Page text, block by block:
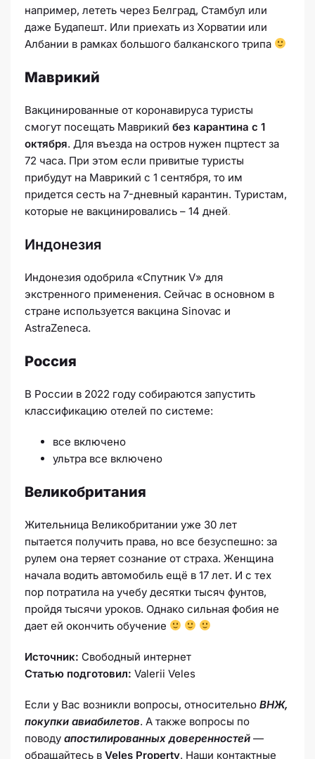
например, лететь через Белград, Стамбул или
даже Будапешт. Или приехать из Хорватии или
Албании в рамках большого балканского трипа
Маврикий
Вакцинированные от коронавируса туристы
смогут посещать Маврикий без карантина с 1
октября. Для въезда на остров нужен пцртест за
72 часа. При этом если привитые туристы
прибудут на Маврикий с 1 сентября, то им
придется сесть на 7-дневный карантин. Туристам,
которые не вакцинировались – 14 дней.
Индонезия
Индонезия одобрила «Спутник V» для
экстренного применения. Сейчас в основном в
стране используется вакцина Sinovac и
AstraZeneca.
Россия
В России в 2022 году собираются запустить
классификацию отелей по системе:
все включено
ультра все включено
Великобритания
Жительница Великобритании уже 30 лет
пытается получить права, но все безуспешно: за
рулем она теряет сознание от страха. Женщина
начала водить автомобиль ещё в 17 лет. И с тех
пор потратила на учебу десятки тысяч фунтов,
пройдя тысячи уроков. Однако сильная фобия не
дает ей окончить обучение
Источник: Свободный интернет
Статью подготовил: Valerii Veles
Если у Вас возникли вопросы, относительно ВНЖ,
покупки авиабилетов. А также вопросы по
поводу апостилированных доверенностей —
обращайтесь в Veles Property. Наши контактные